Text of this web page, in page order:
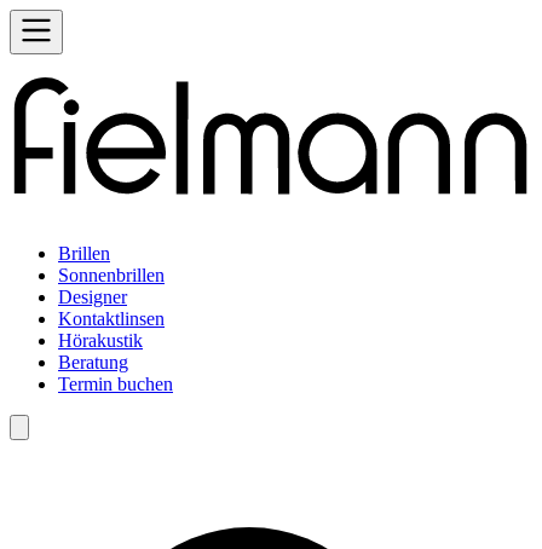
Brillen
Sonnenbrillen
Designer
Kontaktlinsen
Hörakustik
Beratung
Termin buchen